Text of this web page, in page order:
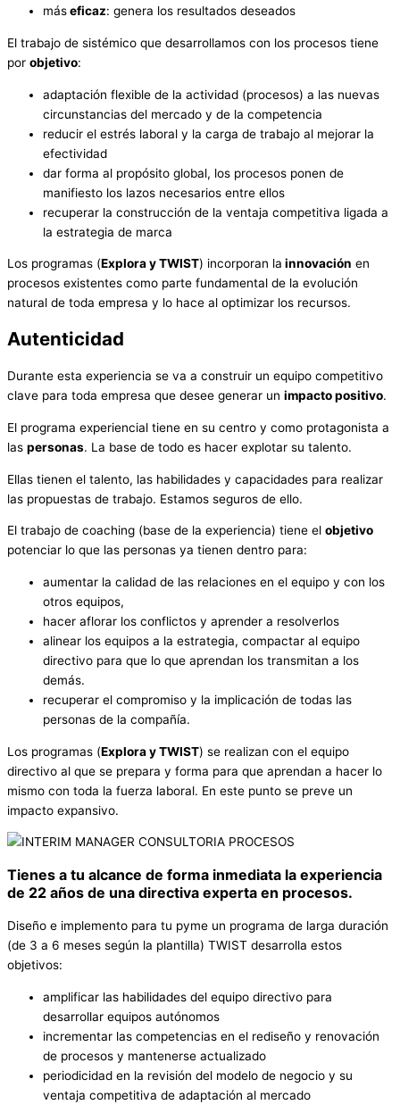
máseficaz: genera los resultados deseados
El trabajo de sistémico que desarrollamos con los procesos tiene
por objetivo:
adaptación flexible de la actividad (procesos) a las nuevas
circunstancias del mercado y de la competencia
reducir el estrés laboral y la carga de trabajo al mejorar la
efectividad
dar forma al propósito global, los procesos ponen de
manifiesto los lazos necesarios entre ellos
recuperar la construcción de la ventaja competitiva ligada a
la estrategia de marca
Los programas (Explora y TWIST) incorporan la innovación en
procesos existentes como parte fundamental de la evolución
natural de toda empresa y lo hace al optimizar los recursos.
Autenticidad
Durante esta experiencia se va a construir un equipo competitivo
clave para toda empresa que desee generar un impacto positivo.
El programa experiencial tiene en su centro y como protagonista a
las personas. La base de todo es hacer explotar su talento.
Ellas tienen el talento, las habilidades y capacidades para realizar
las propuestas de trabajo. Estamos seguros de ello.
El trabajo de coaching (base de la experiencia) tiene el objetivo
potenciar lo que las personas ya tienen dentro para:
aumentar la calidad de las relaciones en el equipo y con los
otros equipos,
hacer aflorar los conflictos y aprender a resolverlos
alinear los equipos a la estrategia, compactar al equipo
directivo para que lo que aprendan los transmitan a los
demás.
recuperar el compromiso y la implicación de todas las
personas de la compañía.
Los programas (Explora y TWIST) se realizan con el equipo
directivo al que se prepara y forma para que aprendan a hacer lo
mismo con toda la fuerza laboral. En este punto se preve un
impacto expansivo.
Tienes a tu alcance de forma inmediata la experiencia
de 22 años de una directiva experta en procesos.
Diseño e implemento para tu pyme un programa de larga duración
(de 3 a 6 meses según la plantilla) TWIST desarrolla estos
objetivos:
amplificar las habilidades del equipo directivo para
desarrollar equipos autónomos
incrementar las competencias en el rediseño y renovación
de procesos y mantenerse actualizado
periodicidad en la revisión del modelo de negocio y su
ventaja competitiva de adaptación al mercado